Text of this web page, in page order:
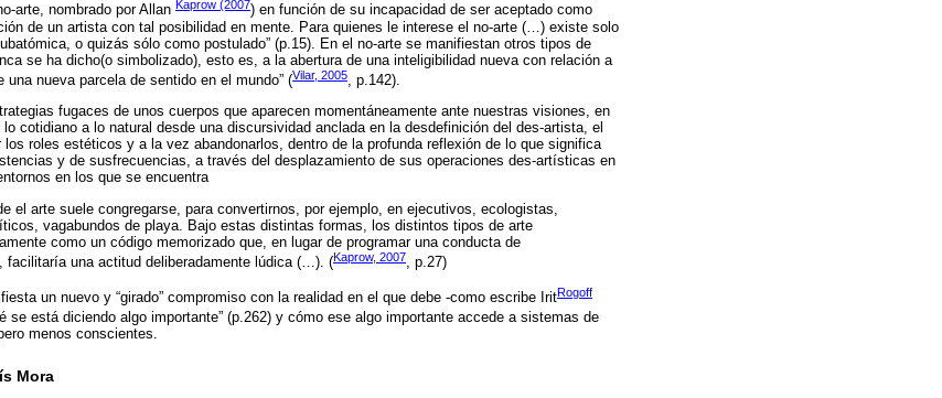
arte, nombrado por Allan Kaprow (2007) en función de su incapacidad de ser aceptado como
de un artista con tal posibilidad en mente. Para quienes le interese el no-arte (…) existe solo
o quizás sólo como postulado” (p.15). En el no-arte se manifiestan otros tipos de
se ha dicho(o simbolizado), esto es, a la abertura de una inteligibilidad nueva con relación a
nueva parcela de sentido en el mundo” (Vilar, 2005
, p.142).
fugaces de unos cuerpos que aparecen momentáneamente ante nuestras visiones, en
cotidiano a lo natural desde una discursividad anclada en la desdefinición del des-artista, el
roles estéticos y a la vez abandonarlos, dentro de la profunda reflexión de lo que significa
y de susfrecuencias, a través del desplazamiento de sus operaciones des-artísticas en
en los que se encuentra
el arte suele congregarse, para convertirnos, por ejemplo, en ejecutivos, ecologistas,
vagabundos de playa. Bajo estas distintas formas, los distintos tipos de arte
como un código memorizado que, en lugar de programar una conducta de
facilitaría una actitud deliberadamente lúdica (…). (Kaprow, 2007, p.27)
un nuevo y “girado” compromiso con la realidad en el que debe -como escribe IritRogoff
se está diciendo algo importante” (p.262) y cómo ese algo importante accede a sistemas de
menos conscientes.
Mora